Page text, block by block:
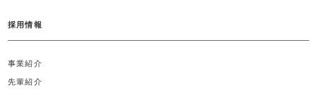
採用情報
事業紹介
先輩紹介